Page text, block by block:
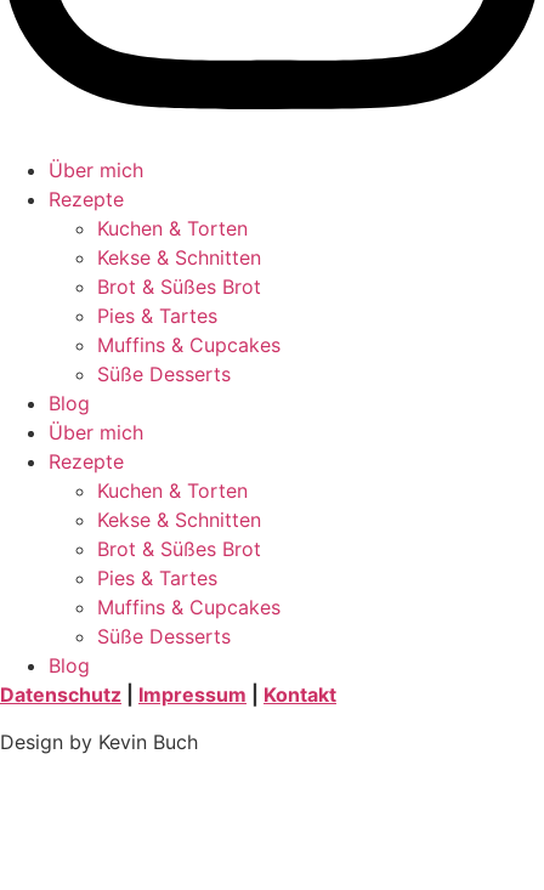
Über mich
Rezepte
Kuchen & Torten
Kekse & Schnitten
Brot & Süßes Brot
Pies & Tartes
Muffins & Cupcakes
Süße Desserts
Blog
Über mich
Rezepte
Kuchen & Torten
Kekse & Schnitten
Brot & Süßes Brot
Pies & Tartes
Muffins & Cupcakes
Süße Desserts
Blog
Datenschutz
Impressum
Kontakt
Design by Kevin Buch